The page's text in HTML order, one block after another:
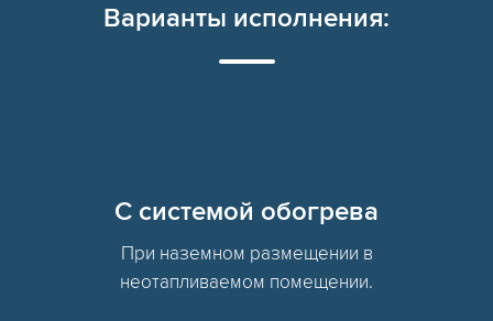
Варианты исполнения:
C системой обогрева
При наземном размещении в
неотапливаемом помещении.